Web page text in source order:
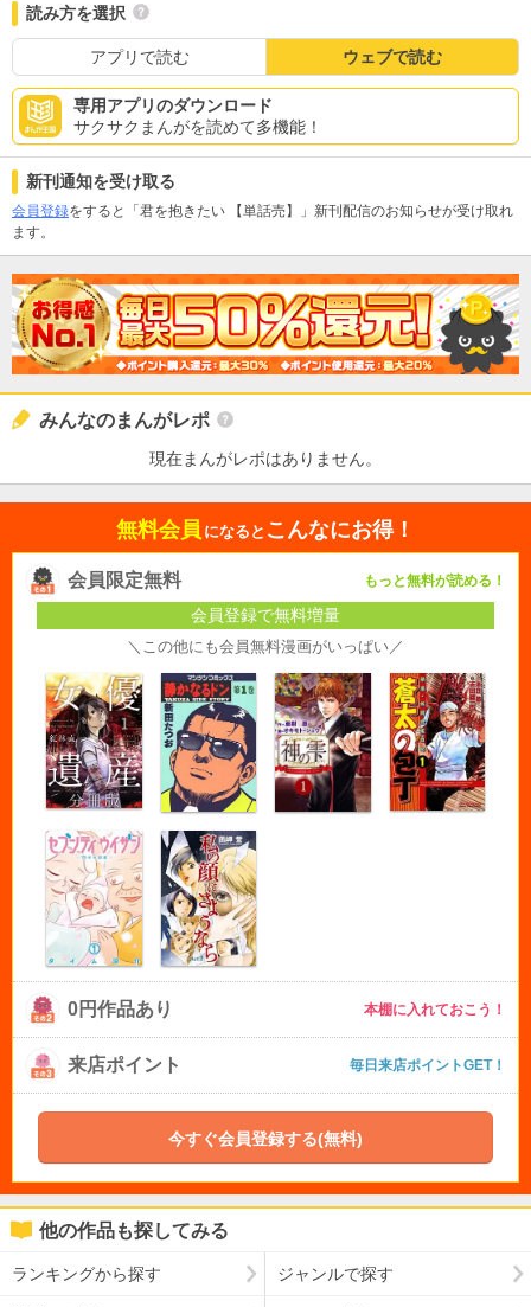
読み方を選択
アプリで読む ウェブで読む
専用アプリのダウンロード
サクサクまんがを読めて多機能！
新刊通知を受け取る
会員登録をすると「君を抱きたい 【単話売】」新刊配信のお知らせが受け取れ
ます。
みんなのまんがレポ
現在まんがレポはありません。
無料会員 になると こんなにお得！
会員限定無料 もっと無料が読める！
会員登録で無料増量
＼この他にも会員無料漫画がいっぱい／
0円作品あり 本棚に入れておこう！
来店ポイント 毎日来店ポイントGET！
今すぐ会員登録する(無料)
他の作品も探してみる
ランキングから探す ジャンルで探す